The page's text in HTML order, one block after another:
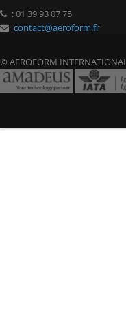
: 01 39 93 07 75
contact@aeroform.fr
© AEROFORM